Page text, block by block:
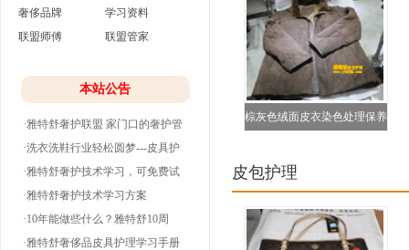
奢侈品牌
学习资料
联盟师傅
联盟管家
本站公告
·雅特舒奢护联盟 家门口的奢护管
家
·洗衣洗鞋行业轻松圆梦---皮具护
理
·雅特舒奢护技术学习，可免费试
学并分期付款
·雅特舒奢护技术学习方案
·10年能做些什么？雅特舒10周
年。
·雅特舒奢侈品皮具护理学习手册
棕灰色绒面皮衣染色处理保养
皮包护理